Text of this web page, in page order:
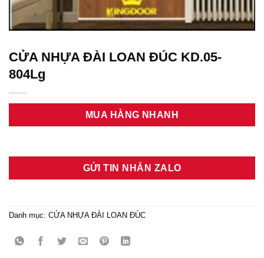
CỬA NHỰA ĐÀI LOAN ĐÚC KD.05-
804Lg
MUA HÀNG NHANH
GỬI TIN NHẮN ZALO
Danh mục: CỬA NHỰA ĐÀI LOAN ĐÚC